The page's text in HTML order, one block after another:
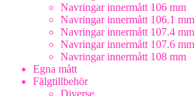
Navringar innermått 106 mm
Navringar innermått 106.1 mm
Navringar innermått 107.4 mm
Navringar innermått 107.6 mm
Navringar innermått 108 mm
Egna mått
Fälgtillbehör
Diverse